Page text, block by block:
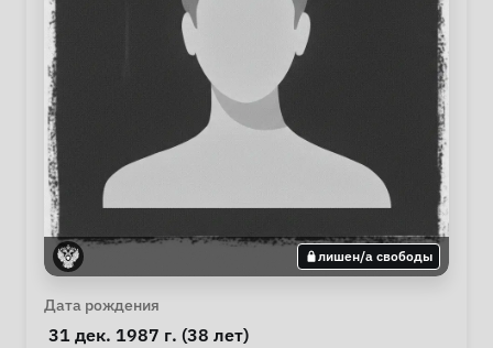
лишен/а свободы
Личная информация
Дата рождения
31 дек. 1987 г. (38 лет)